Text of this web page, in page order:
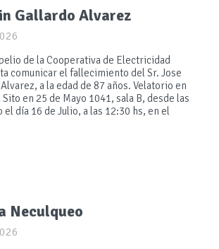
Gallardo Alvarez
de la Cooperativa de Electricidad
comunicar el fallecimiento del Sr. Jose
a la edad de 87 años. Velatorio en
en 25 de Mayo 1041, sala B, desde las
el día 16 de Julio, a las 12:30 hs, en el
Neculqueo